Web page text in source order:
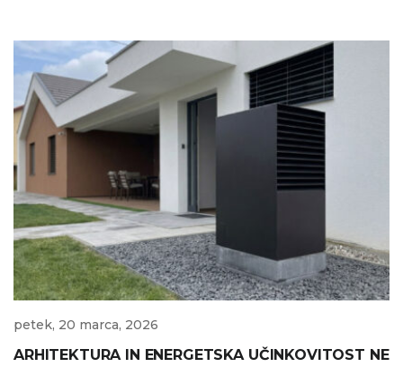
petek, 20 marca, 2026
ARHITEKTURA IN ENERGETSKA UČINKOVITOST NE